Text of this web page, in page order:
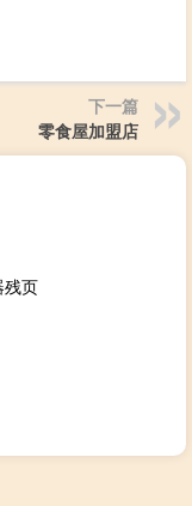
下一篇
零食屋加盟店
残页